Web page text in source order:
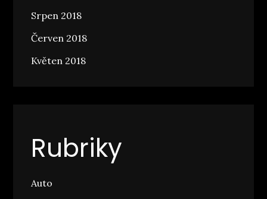
Srpen 2018
Červen 2018
Květen 2018
Rubriky
Auto